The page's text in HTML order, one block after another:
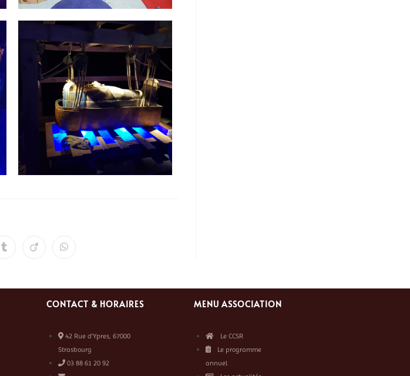
CONTACT & HORAIRES
42 Rue d’Ypres, 67000
Strasbourg
03 88 61 20 92
MENU ASSOCIATION
Le CCSR
Le programme
annuel